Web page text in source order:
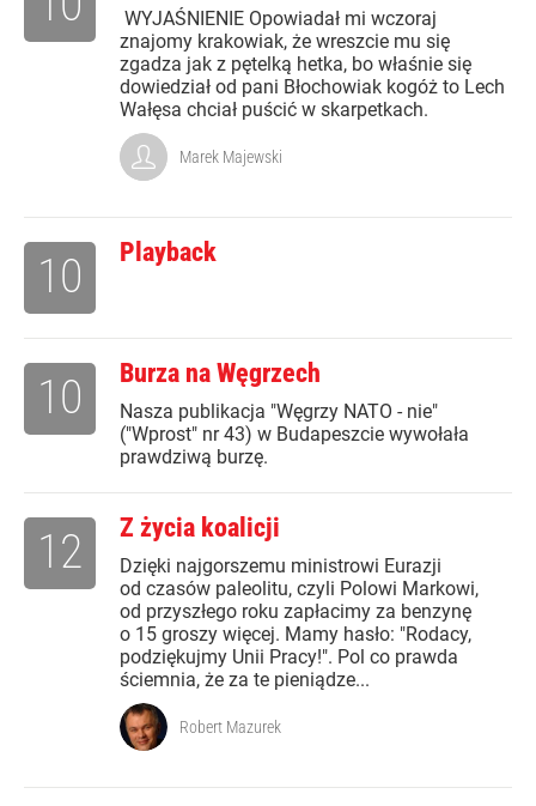
WYJAŚNIENIE Opowiadał mi wczoraj
znajomy krakowiak, że wreszcie mu się
zgadza jak z pętelką hetka, bo właśnie się
dowiedział od pani Błochowiak kogóż to Lech
Wałęsa chciał puścić w skarpetkach.
Marek Majewski
Playback
10
Burza na Węgrzech
Nasza publikacja "Węgrzy NATO - nie"
("Wprost" nr 43) w Budapeszcie wywołała
prawdziwą burzę.
10
Z życia koalicji
Dzięki najgorszemu ministrowi Eurazji
od czasów paleolitu, czyli Polowi Markowi,
od przyszłego roku zapłacimy za benzynę
o 15 groszy więcej. Mamy hasło: "Rodacy,
podziękujmy Unii Pracy!". Pol co prawda
ściemnia, że za te pieniądze...
12
Robert Mazurek